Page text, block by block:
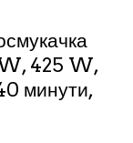
425 W,
минути,